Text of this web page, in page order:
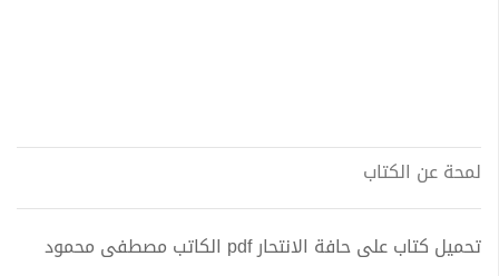
لمحة عن الكتاب
تحميل كتاب على حافة الانتحار pdf الكاتب مصطفى محمود